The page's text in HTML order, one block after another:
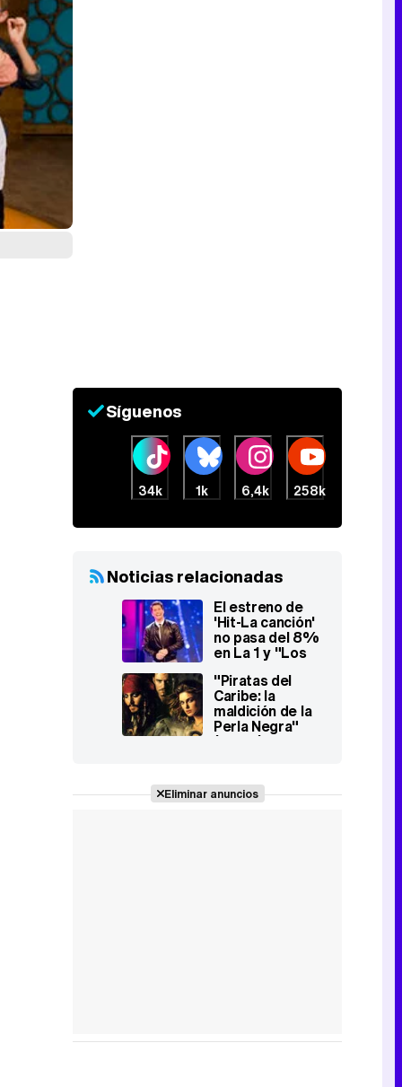
Síguenos
34k 1k 6,4k 258k
Noticias relacionadas
El estreno de
'Hit-La canción'
no pasa del 8%
en La 1 y "Los
mercenarios" de
Antena 3
dominan con un
18,5%
"Piratas del
Caribe: la
maldición de la
Perla Negra"
(3,8%) destaca
Eliminar anuncios